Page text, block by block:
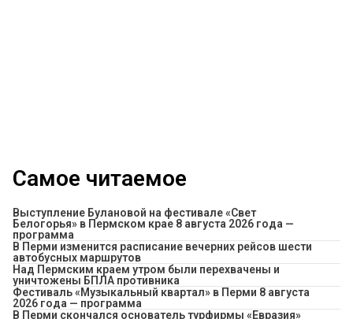
Самое читаемое
Выступление Булановой на фестивале «Свет
Белогорья» в Пермском крае 8 августа 2026 года —
программа
​В Перми изменится расписание вечерних рейсов шести
автобусных маршрутов
Над Пермским краем утром были перехвачены и
уничтожены БПЛА противника
Фестиваль «Музыкальный квартал» в Перми 8 августа
2026 года — программа
В Перми скончался основатель турфирмы «Евразия»